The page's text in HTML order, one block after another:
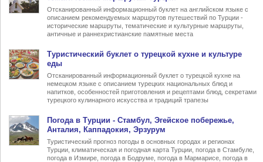
Отсканированный информационный буклет на английском языке с
описанием рекомендуемых маршрутов путешествий по Турции -
исторические маршруты, тематические и культурные маршруты,
античные и раннехристианские памятные места
Туристический буклет о турецкой кухнеи культуре
еды
Отсканированный информационный буклет о турецкой кухне на
немецком языке с описанием турецких национальных блюд и
напитков, особенностей приготовления и рецептами блюд, секретами
турецкого кулинарного искусства и традиций трапезы
Погода в Турции - Стамбул, Эгейское побережье,
Анталия, Каппадокия, Эрзурум
Туристический прогноз погоды в основных городах и регионах
Турции, климатическая и погодная карта Турции, погода в Стамбуле,
погода в Измире, погода в Бодруме, погода в Мармарисе, погода в